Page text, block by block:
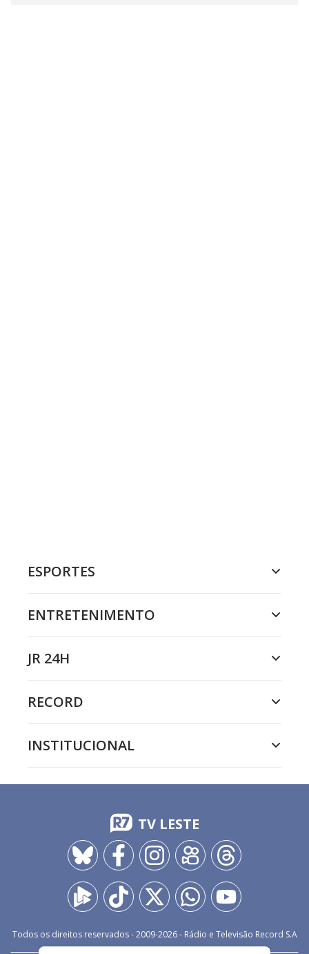
ESPORTES
ENTRETENIMENTO
JR 24H
RECORD
INSTITUCIONAL
TV LESTE
Todos os direitos reservados - 2009-2026- Rádio e Televisão Record S.A